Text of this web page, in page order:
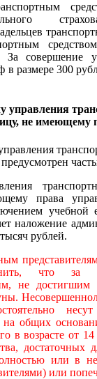
совершение
в размере 300
управления
не имеющему
права
наложение
рублей.
что за
не достигшим
несут
общих
в возрасте от
достаточных
или в
или